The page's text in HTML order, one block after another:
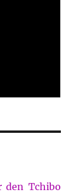
den Tchibo